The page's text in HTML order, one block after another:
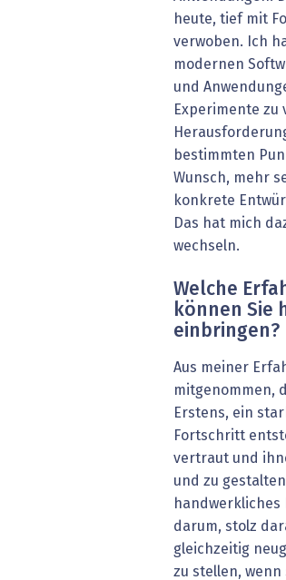
heute, tief mit
verwoben. Ich
modernen
und
Experimente zu
bestimmten
Wunsch, mehr
konkrete
Das hat mich
wechseln.
Welche
können Sie
einbringen?
Aus meiner
mitgenommen,
Erstens, ein
Fortschritt
vertraut und
und zu
darum, stolz
gleichzeitig
zu stellen, wenn